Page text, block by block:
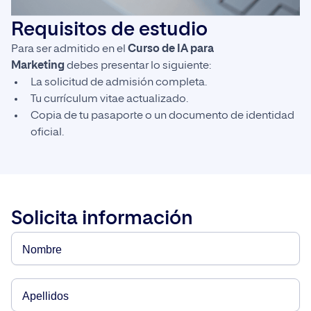
Requisitos de estudio
Para ser admitido en el Curso de IA para
Marketing debes presentar lo siguiente:
La solicitud de admisión completa.
Tu currículum vitae actualizado.
Copia de tu pasaporte o un documento de identidad
oficial.
Solicita información